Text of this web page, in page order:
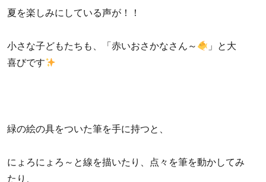
夏を楽しみにしている声が！！
小さな子どもたちも、「赤いおさかなさん～
」と大
喜びです
緑の絵の具をついた筆を手に持つと、
にょろにょろ～と線を描いたり、点々を筆を動かしてみ
たり、